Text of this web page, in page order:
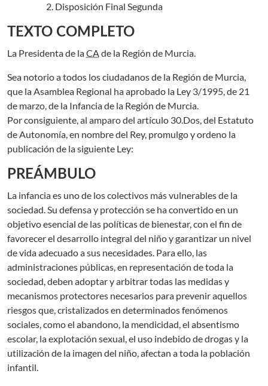
Disposición Final Segunda
TEXTO COMPLETO
La Presidenta de laCAde la Región de Murcia.
Sea notorio a todos los ciudadanos de la Región de Murcia,
que la Asamblea Regional ha aprobado la Ley 3/1995, de 21
de marzo, de la Infancia de la Región de Murcia.
Por consiguiente, al amparo del artículo 30.Dos, del Estatuto
de Autonomía, en nombre del Rey, promulgo y ordeno la
publicación de la siguiente Ley:
PREÁMBULO
La infancia es uno de los colectivos más vulnerables de la
sociedad. Su defensa y protección se ha convertido en un
objetivo esencial de las políticas de bienestar, con el fin de
favorecer el desarrollo integral del niño y garantizar un nivel
de vida adecuado a sus necesidades. Para ello, las
administraciones públicas, en representación de toda la
sociedad, deben adoptar y arbitrar todas las medidas y
mecanismos protectores necesarios para prevenir aquellos
riesgos que, cristalizados en determinados fenómenos
sociales, como el abandono, la mendicidad, el absentismo
escolar, la explotación sexual, el uso indebido de drogas y la
utilización de la imagen del niño, afectan a toda la población
infantil.